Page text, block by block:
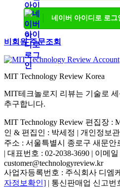
네이버 아이디로 로그
비회원 주문조회
MIT Technology Review Korea
MIT테크놀로지 리뷰는 기술로
추구합니다.
MIT Technology Review 편집장 :
인 & 편집인 : 박세정 | 개인정보
주소 : 서울특별시 종로구 새문안
| 대표번호 : 02-2038-3690 | 이메일
customer@technologyreview.kr
사업자등록번호 : 주식회사 디엠
자정보확인] | 통신판매업 신고번